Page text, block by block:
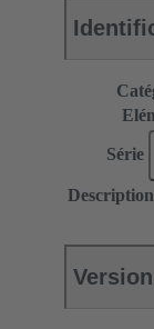
Série
Version